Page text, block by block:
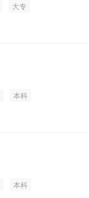
大专
本科
本科